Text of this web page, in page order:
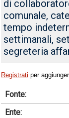
di
comunale,
tempo
settimanali,
segreteria
Registrati per
Fonte:
Ente: